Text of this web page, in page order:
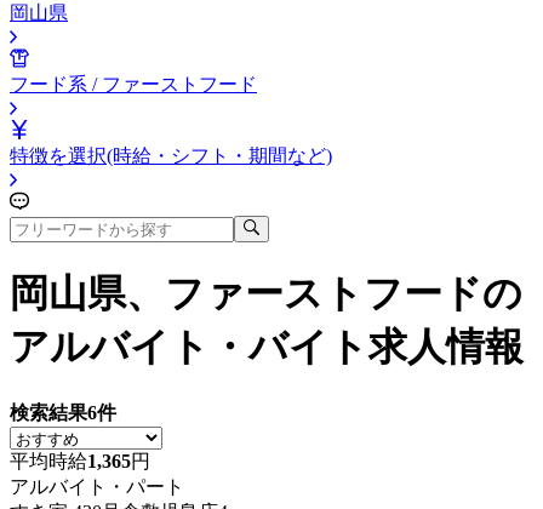
岡山県
フード系 / ファーストフード
特徴を選択(時給・シフト・期間など)
岡山県、ファーストフードの
アルバイト・バイト求人情報
検索結果6件
平均時給1,365円
アルバイト・パート